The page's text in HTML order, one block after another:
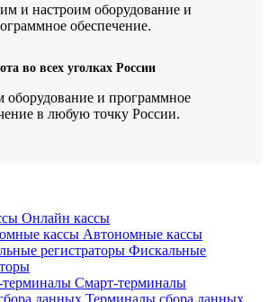
и настроим оборудование и
обеспечение.
во всех уголках России
оборудование и программное
в любую точку России.
Онлайн кассы
Автономные кассы
Фискальные
Смарт-терминалы
Терминалы сбора данных